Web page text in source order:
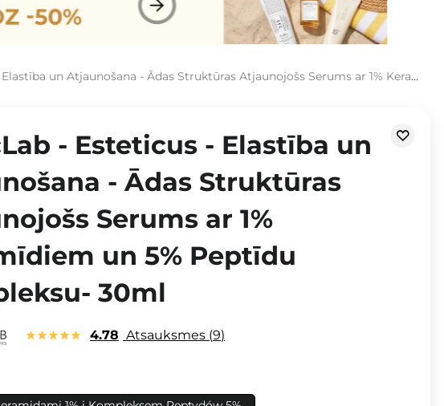
Atjaunošana - Ādas Struktūras Atjaunojošs Serums ar 1% Keramīdiem un 5% Peptīdu Kompleksu- 30ml
- Esteticus - Elastība un
- Ādas Struktūras
Serums ar 1%
un 5% Peptīdu
30ml
4.78 Atsauksmes 9